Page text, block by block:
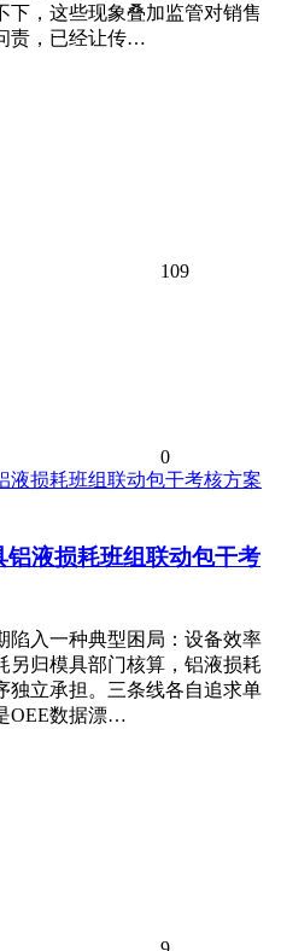
下，这些现象叠加监管对销售
责，已经让传…
109
0
液损耗班组联动包干考
陷入一种典型困局：设备效率
另归模具部门核算，铝液损耗
独立承担。三条线各自追求单
OEE数据漂…